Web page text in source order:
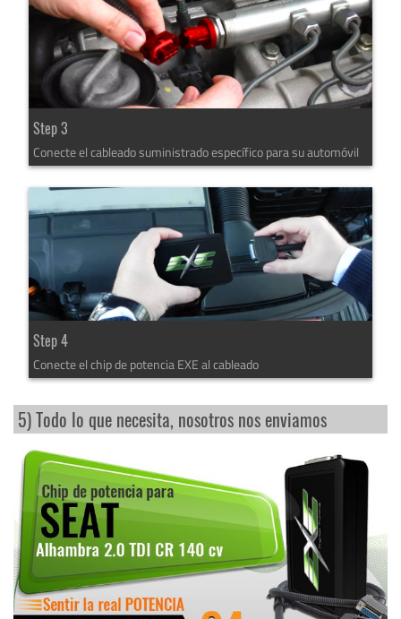
Step 3
Conecte el cableado suministrado específico para su automóvil
Step 4
Conecte el chip de potencia EXE al cableado
5) Todo lo que necesita, nosotros nos enviamos